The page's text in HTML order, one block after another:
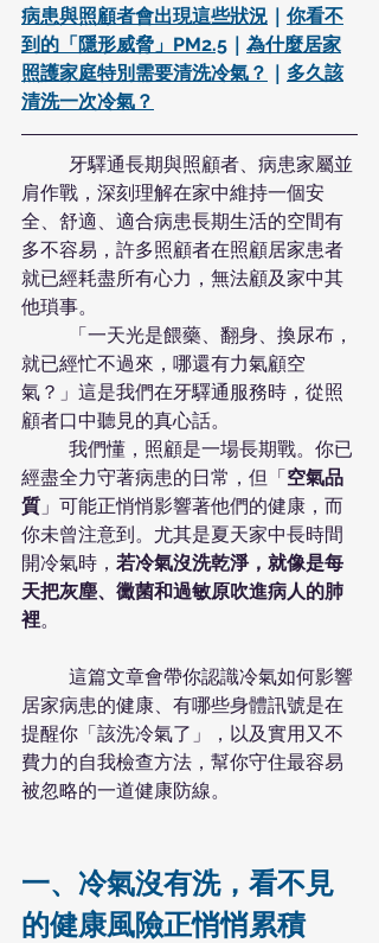
病患與照顧者會出現這些狀況 ｜ 你看不
到的「隱形威脅」PM2.5 ｜ 為什麼居家
照護家庭特別需要清洗冷氣？ ｜ 多久該
清洗一次冷氣？
肩作戰，深刻理解在家中維持一個安
全、舒適、適合病患長期生活的空間有
多不容易，許多照顧者在照顧居家患者
就已經耗盡所有心力，無法顧及家中其
他瑣事。
就已經忙不過來，哪還有力氣顧空
氣？」這是我們在牙驛通服務時，從照
顧者口中聽見的真心話。
經盡全力守著病患的日常，但「空氣品
質 」可能正悄悄影響著他們的健康，而
你未曾注意到。尤其是夏天家中長時間
開冷氣時， 若冷氣沒洗乾淨，就像是每
天把灰塵、黴菌和過敏原吹進病人的肺
裡。
居家病患的健康、有哪些身體訊號是在
提醒你「該洗冷氣了」，以及實用又不
費力的自我檢查方法，幫你守住最容易
一、冷氣沒有洗，看不見
的健康風險正悄悄累積